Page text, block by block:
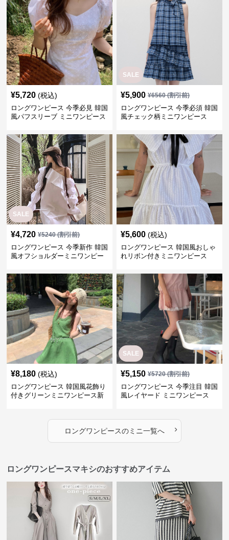
¥5,720 (税込)
ロングワンピース 今季必見 韓国
風パフスリーブ ミニワンピース
SALE
¥5,900 ¥6560(割引前)
ロングワンピース 今季必須 韓国
風チェック柄ミニワンピース
SALE
¥4,720 ¥5240(割引前)
ロングワンピース 今季新作 韓国
風オフショルダーミニワンピー
¥5,600 (税込)
ロングワンピース 韓国風おしゃ
れリボン付きミニワンピース
¥8,180 (税込)
ロングワンピース 韓国風花飾り
付きグリーンミニワンピース新
SALE
¥5,150 ¥5720(割引前)
ロングワンピース 今季注目 韓国
風レイヤード ミニワンピース
ロングワンピースのミニ一覧へ ›
ロングワンピースマキシのおすすめアイテム